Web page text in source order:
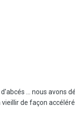
... nous avons
de façon